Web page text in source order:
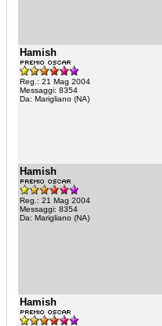
Hamish
Reg.: 21 Mag 2004
Messaggi: 8354
Da: Marigliano (NA)
Hamish
Reg.: 21 Mag 2004
Messaggi: 8354
Da: Marigliano (NA)
Hamish